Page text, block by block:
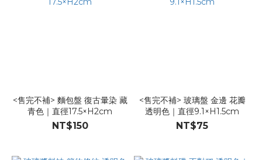
<售完不補> 麵包盤 復古暈染 藏
青色｜直徑17.5×H2cm
NT$150
<售完不補> 玻璃盤 金邊 花瓣
透明色｜直徑9.1×H1.5cm
NT$75